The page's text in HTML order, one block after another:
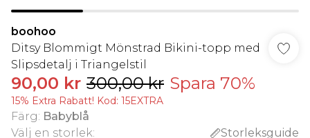
boohoo
Ditsy Blommigt Mönstrad Bikini-topp med
Slipsdetalj i Triangelstil
90,00 kr 300,00 kr Spara 70%
15% Extra Rabatt! Kod: 15EXTRA
Färg: Babyblå
Välj en storlek:
Storleksguide